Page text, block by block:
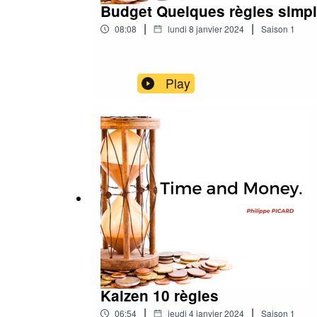
Budget Quelques règles
08:08 | lundi 8 janvier 2024 | Saison 1
Play
Kaizen 10 règles
06:54 | jeudi 4 janvier 2024 | Saison 1